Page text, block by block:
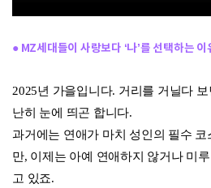
● MZ세대들이 사랑보다 ‘나’를 선택하는 이
2025년 가을입니다. 거리를 거닐다
난히 눈에 띄곤 합니다.
과거에는 연애가 마치 성인의 필수
만, 이제는 아예 연애하지 않거나 미
고 있죠.